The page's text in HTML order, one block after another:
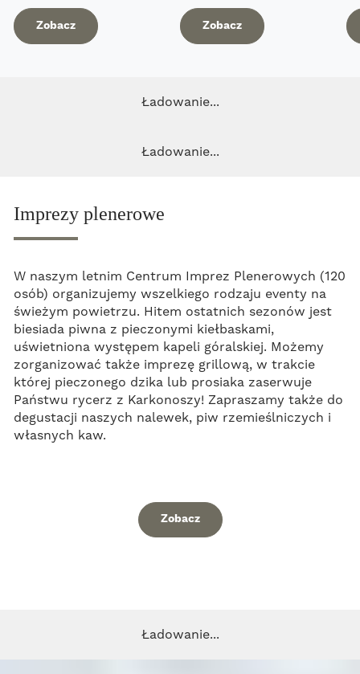
Zobacz Zobacz
Ładowanie...
Ładowanie...
Imprezy plenerowe
W naszym letnim Centrum Imprez Plenerowych (120
osób) organizujemy wszelkiego rodzaju eventy na
świeżym powietrzu. Hitem ostatnich sezonów jest
biesiada piwna z pieczonymi kiełbaskami,
uświetniona występem kapeli góralskiej. Możemy
zorganizować także imprezę grillową, w trakcie
której pieczonego dzika lub prosiaka zaserwuje
Państwu rycerz z Karkonoszy! Zapraszamy także do
degustacji naszych nalewek, piw rzemieślniczych i
własnych kaw.
Zobacz
Ładowanie...